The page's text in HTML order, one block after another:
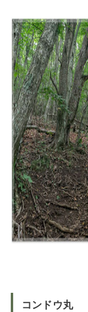
コンドウ丸